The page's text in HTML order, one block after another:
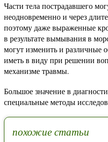
Части тела пострадавшего
неодновременно и через
поэтому даже выраженные
в результате вымывания в
могут изменить и различные
иметь в виду при решении
механизме травмы.
Большое значение в
специальные методы
похожие статьи